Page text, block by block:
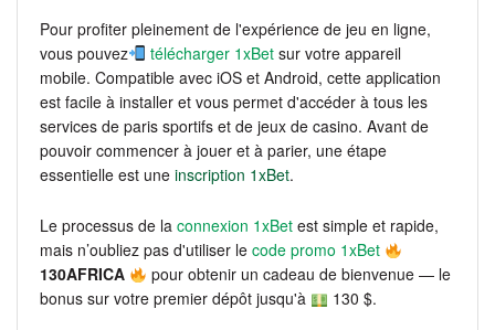
Pour profiter pleinement de l'expérience de jeu en ligne,
vous pouvez
télécharger 1xBet sur votre appareil
mobile. Compatible avec iOS et Android, cette application
est facile à installer et vous permet d'accéder à tous les
services de paris sportifs et de jeux de casino. Avant de
pouvoir commencer à jouer et à parier, une étape
essentielle est une inscription 1xBet.
Le processus de la connexion 1xBet est simple et rapide,
mais n’oubliez pas d'utiliser le code promo 1xBet
130AFRICA
pour obtenir un cadeau de bienvenue — le
bonus sur votre premier dépôt jusqu'à
130 $.